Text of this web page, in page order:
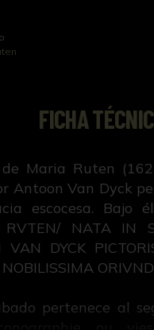
FICHA
Maria Ruten
Antoon Van Dyck
escocesa. Bajo
RVTEN/ NATA IN
VAN DYCK
pertenece al